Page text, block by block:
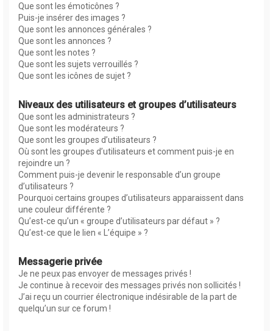
Que sont les émoticônes ?
Puis-je insérer des images ?
Que sont les annonces générales ?
Que sont les annonces ?
Que sont les notes ?
Que sont les sujets verrouillés ?
Que sont les icônes de sujet ?
Niveaux des utilisateurs et groupes d’utilisateurs
Que sont les administrateurs ?
Que sont les modérateurs ?
Que sont les groupes d’utilisateurs ?
Où sont les groupes d’utilisateurs et comment puis-je en
rejoindre un ?
Comment puis-je devenir le responsable d’un groupe
d’utilisateurs ?
Pourquoi certains groupes d’utilisateurs apparaissent dans
une couleur différente ?
Qu’est-ce qu’un « groupe d’utilisateurs par défaut » ?
Qu’est-ce que le lien « L’équipe » ?
Messagerie privée
Je ne peux pas envoyer de messages privés !
Je continue à recevoir des messages privés non sollicités !
J’ai reçu un courrier électronique indésirable de la part de
quelqu’un sur ce forum !